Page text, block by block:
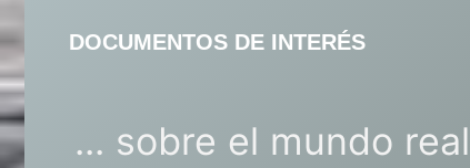
DOCUMENTOS DE INTERÉS
... sobre el mundo real